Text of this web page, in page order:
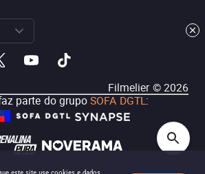
Filmelier ©2026
parte do grupoSOFA DGTL: